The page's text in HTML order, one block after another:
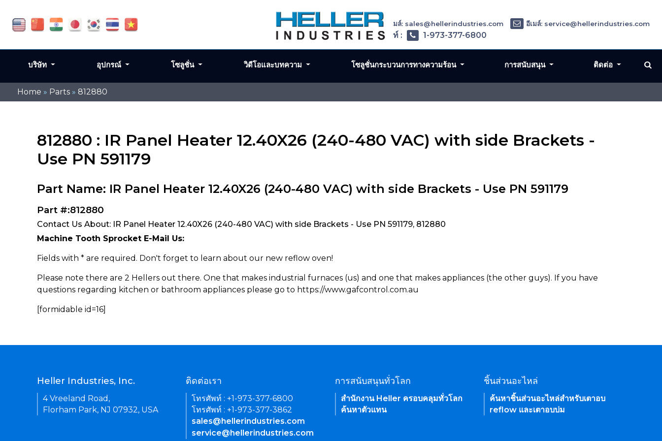
Home » Parts » 812880
812880 : IR Panel Heater 12.40X26 (240-480 VAC) with side Brackets -
Use PN 591179
Part Name: IR Panel Heater 12.40X26 (240-480 VAC) with side Brackets - Use PN 591179
Part #:812880
Contact Us About: IR Panel Heater 12.40X26 (240-480 VAC) with side Brackets - Use PN 591179, 812880
Machine Tooth Sprocket E-Mail Us:
Fields with * are required. Don't forget to learn about our new reflow oven!
Please note there are 2 Hellers out there. One that makes industrial furnaces (us) and one that makes appliances (the other guys). If you have
questions regarding kitchen or bathroom appliances please go to https://www.gafcontrol.com.au
[formidable id=16]
อีเมล์: sales@hellerindustries.com อีเมล์: service@hellerindustries.com
โทรศัพท์ : 1-973-377-6800
บริษัท อุปกรณ์ โซลูชั่น วิดีโอและบทความ โซลูชั่นกระบวนการทางความร้อน การสนับสนุน ติดต่อ
Heller Industries, Inc.
4 Vreeland Road,
Florham Park, NJ 07932, USA
ติดต่อเรา
โทรศัพท์ : +1-973-377-6800
โทรศัพท์ : +1-973-377-3862
sales@hellerindustries.com
service@hellerindustries.com
การสนับสนุนทั่วโลก
สำนักงาน Heller ครอบคลุมทั่วโลก
ค้นหาตัวแทน
ชิ้นส่วนอะไหล่
ค้นหาชิ้นส่วนอะไหล่สำหรับเตาอบ
reflow และเตาอบบ่ม